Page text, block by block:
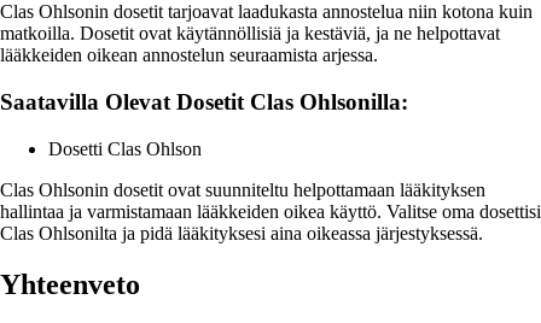
Clas Ohlsonin dosetit tarjoavat laadukasta annostelua niin kotona kuin
matkoilla. Dosetit ovat käytännöllisiä ja kestäviä, ja ne helpottavat
lääkkeiden oikean annostelun seuraamista arjessa.
Saatavilla Olevat Dosetit Clas Ohlsonilla:
Dosetti Clas Ohlson
Clas Ohlsonin dosetit ovat suunniteltu helpottamaan lääkityksen
hallintaa ja varmistamaan lääkkeiden oikea käyttö. Valitse oma dosettisi
Clas Ohlsonilta ja pidä lääkityksesi aina oikeassa järjestyksessä.
Yhteenveto